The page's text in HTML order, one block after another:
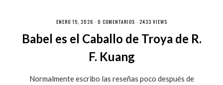
ENERO 15, 2026 · 0 COMENTARIOS · 2433 VIEWS
Babel es el Caballo de Troya de R.
F. Kuang
Normalmente escribo las reseñas poco después de